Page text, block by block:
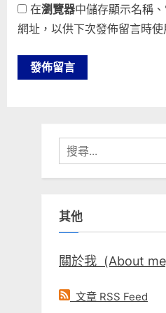
在瀏覽器中儲存顯示名稱
網址，以供下次發佈留言時使
搜
尋
關
字:
其他
關於我 (About
文章 RSS Feed